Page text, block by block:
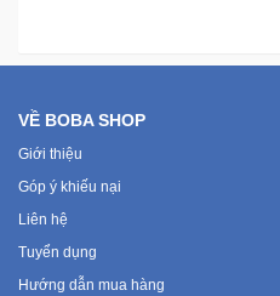
VỀ BOBA SHOP
Giới thiệu
Góp ý khiếu nại
Liên hệ
Tuyển dụng
Hướng dẫn mua hàng